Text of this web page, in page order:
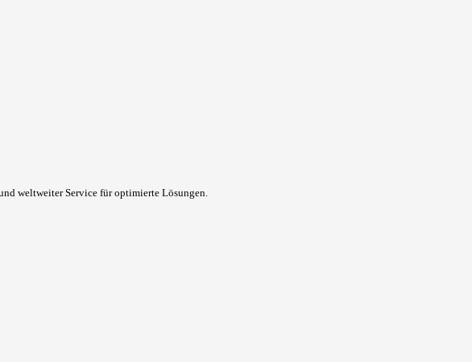
weltweiter Service für optimierte Lösungen.